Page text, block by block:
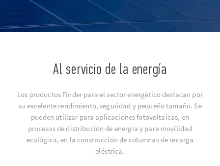
Al servicio de la energía
Los productos Finder para el sector energético destacan por
su excelente rendimiento, seguridad y pequeño tamaño. Se
pueden utilizar para aplicaciones fotovoltaicas, en
procesos de distribución de energía y para movilidad
ecológica, en la construcción de columnas de recarga
eléctrica.